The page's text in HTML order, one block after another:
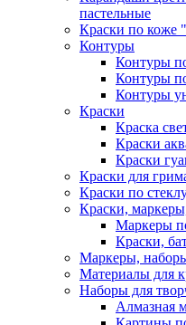
пастельные
Краски по коже
Контуры
Контуры
Контуры
Контуры
Краски
Краска
Краски
Краски
Краски для
Краски по
Краски,
Маркеры
Краски,
Маркеры,
Материалы для
Наборы для
Алмазная